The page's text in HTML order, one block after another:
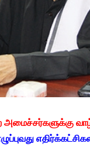
அமைச்சர்களுக்கு